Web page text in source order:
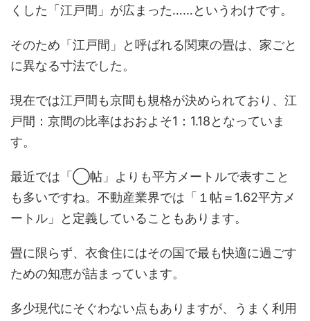
くした「江戸間」が広まった……というわけです。
そのため「江戸間」と呼ばれる関東の畳は、家ごと
に異なる寸法でした。
現在では江戸間も京間も規格が決められており、江
戸間：京間の比率はおおよそ1：1.18となっていま
す。
最近では「◯帖」よりも平方メートルで表すこと
も多いですね。不動産業界では「１帖＝1.62平方メ
ートル」と定義していることもあります。
畳に限らず、衣食住にはその国で最も快適に過ごす
ための知恵が詰まっています。
多少現代にそぐわない点もありますが、うまく利用